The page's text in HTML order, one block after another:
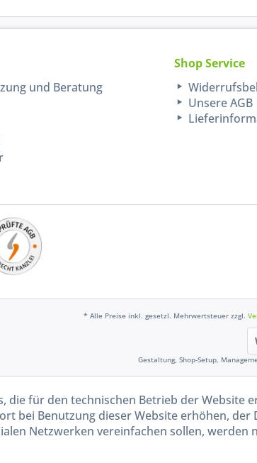
und Beratung
Shop Service
Unsere AGB
* Alle Preise inkl. gesetzl. Mehrwertsteuer zzgl.
Gestaltung, Shop-Setup,
die für den technischen Betrieb der Website
bei Benutzung dieser Website erhöhen,
Netzwerken vereinfachen sollen,